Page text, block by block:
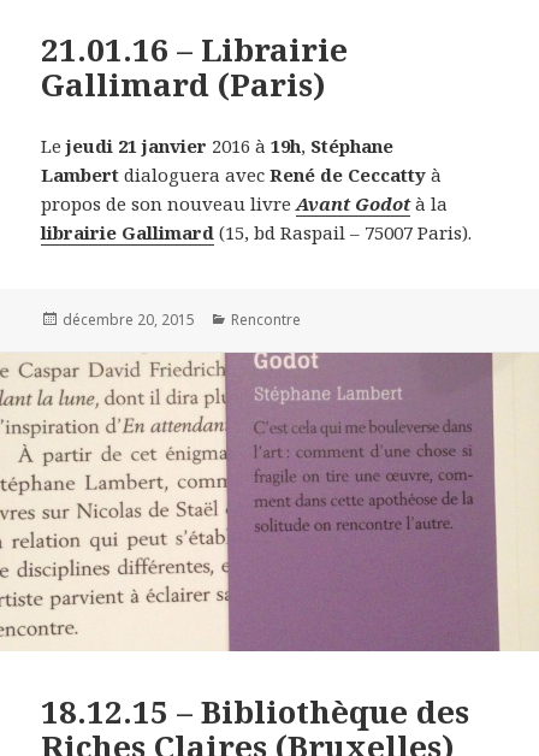
21.01.16 – Librairie
Gallimard (Paris)
Le jeudi 21 janvier 2016 à19h, Stéphane
Lambert dialoguera avecRené de Ceccatty à
propos de son nouveau livreAvant Godotà la
librairie Gallimard (15, bd Raspail – 75007 Paris).
Publié
décembre 20, 2015 Catégories
Rencontre
18.12.15 – Bibliothèque des
Riches Claires (Bruxelles)